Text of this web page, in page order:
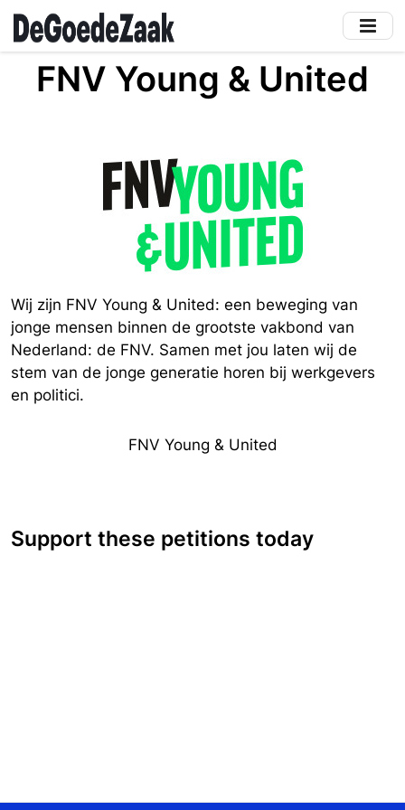
Skip
main
contentFNV Young & United
Wij zijn FNV Young & United: een beweging van
jonge mensen binnen de grootste vakbond van
Nederland: de FNV. Samen met jou laten wij de
stem van de jonge generatie horen bij werkgevers
en politici.
FNV Young & United
Support these petitions today